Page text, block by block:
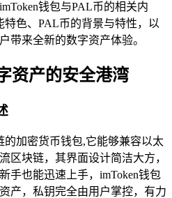
钱包与PAL币的相关内
特色、PAL币的背景与特性，以
带来全新的数字资产体验。
资产的安全港湾
的加密货币钱包,它能够兼容以太
区块链，其界面设计简洁大方，
手也能迅速上手，imToken钱包
产，私钥完全由用户掌控，有力